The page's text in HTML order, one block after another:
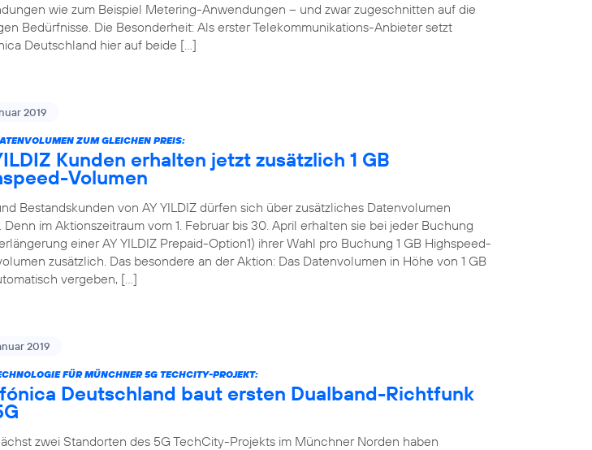
wie zum Beispiel Metering-Anwendungen – und zwar zugeschnitten auf die
Bedürfnisse. Die Besonderheit: Als erster Telekommunikations-Anbieter setzt
Deutschland hier auf beide […]
2019
ZUM GLEICHEN PREIS:
Kunden erhalten jetzt zusätzlich 1 GB
Volumen
Bestandskunden von AY YILDIZ dürfen sich über zusätzliches Datenvolumen
Denn im Aktionszeitraum vom 1. Februar bis 30. April erhalten sie bei jeder Buchung
einer AY YILDIZ Prepaid-Option1) ihrer Wahl pro Buchung 1 GB Highspeed-
zusätzlich. Das besondere an der Aktion: Das Datenvolumen in Höhe von 1 GB
vergeben, […]
2019
FÜR MÜNCHNER 5G TECHCITY-PROJEKT:
Deutschland baut ersten Dualband-Richtfunk
zwei Standorten des 5G TechCity-Projekts im Münchner Norden haben